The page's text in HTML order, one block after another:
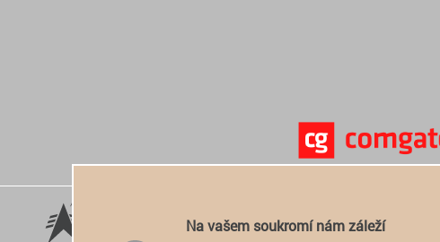
Na vašem soukromí nám záleží